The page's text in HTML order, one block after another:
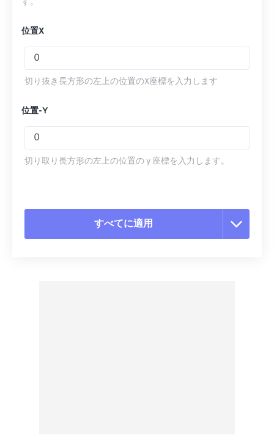
す。
位置X
切り抜き長方形の左上の位置のX座標を入力します
位置-Y
切り取り長方形の左上の位置の y 座標を入力します。
すべてに適用